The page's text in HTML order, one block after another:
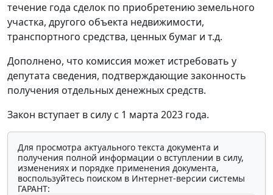
течение года сделок по приобретению земельного
участка, другого объекта недвижимости,
транспортного средства, ценных бумаг и т.д.
Дополнено, что комиссия может истребовать у
депутата сведения, подтверждающие законность
получения отдельных денежных средств.
Закон вступает в силу с 1 марта 2023 года.
Для просмотра актуального текста документа и
получения полной информации о вступлении в силу,
изменениях и порядке применения документа,
воспользуйтесь поиском в Интернет-версии системы
ГАРАНТ: